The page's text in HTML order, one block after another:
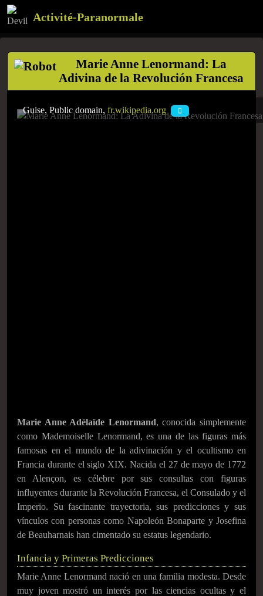
Activité-Paranormale
Marie Anne Lenormand: La
Adivina de la Revolución Francesa
Guise, Public domain, fr.wikipedia.org
Marie Anne Adélaïde Lenormand, conocida simplemente
como Mademoiselle Lenormand, es una de las figuras más
famosas en el mundo de la adivinación y el ocultismo en
Francia durante el siglo XIX. Nacida el 27 de mayo de 1772
en Alençon, es célebre por sus consultas con figuras
influyentes durante la Revolución Francesa, el Consulado y el
Imperio. Su fascinante trayectoria, sus predicciones y sus
vínculos con personas como Napoleón Bonaparte y Josefina
de Beauharnais han cimentado su estatus legendario.
Infancia y Primeras Predicciones
Marie Anne Lenormand nació en una familia modesta. Desde
muy joven mostró un interés por las ciencias ocultas y el